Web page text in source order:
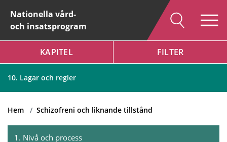
Nationella vård-
och insatsprogram
KAPITEL FILTER
10. Lagar och regler
Schizofreni och liknande tillstånd
Hem Schizofreni och liknande tillstånd
1 . Nivå och process